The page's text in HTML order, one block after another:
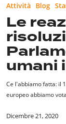
alla
dura
risoluzione
del
Parlamento
Ue
diritti
umani
Egitto
Attività Blog
Le
umani
Ce l'abbiamo fatta: il
europeo abbiamo
Dicembre 21, 2020